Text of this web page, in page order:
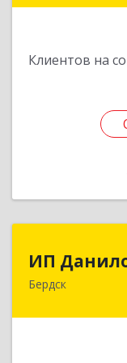
Клиентов на
ИП
Бердск
633004,